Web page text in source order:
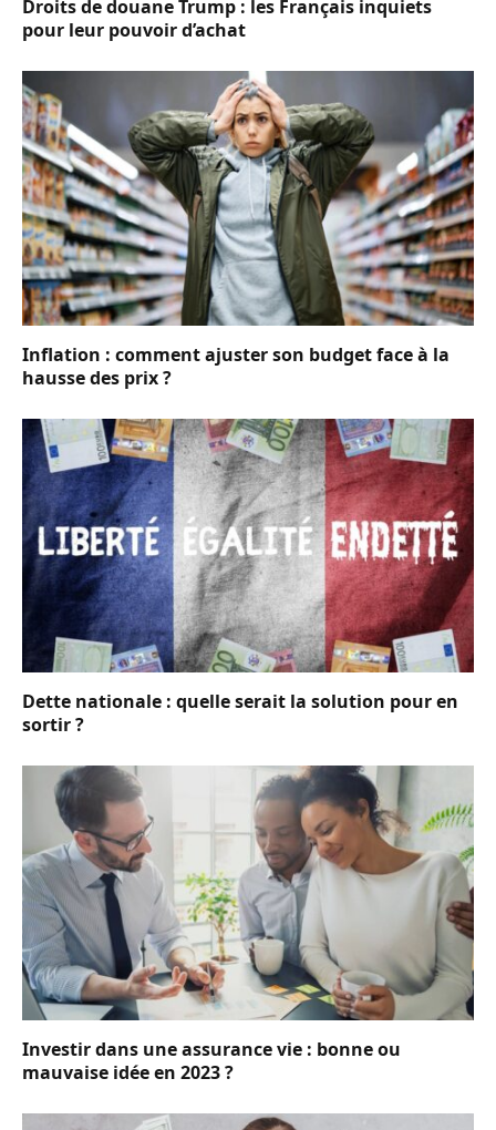
Droits de douane Trump : les Français inquiets
pour leur pouvoir d’achat
Inflation : comment ajuster son budget face à la
hausse des prix ?
Dette nationale : quelle serait la solution pour en
sortir ?
Investir dans une assurance vie : bonne ou
mauvaise idée en 2023 ?